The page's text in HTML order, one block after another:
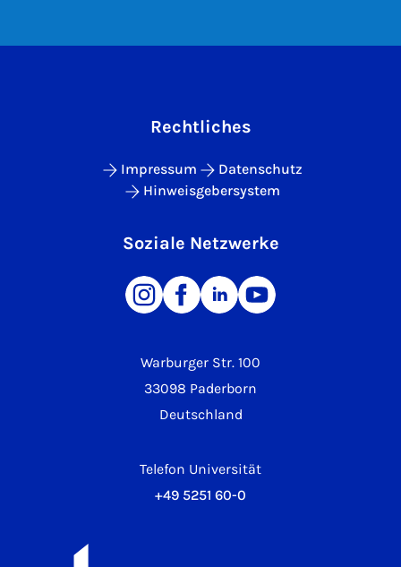
Warburger Str. 100
33098 Paderborn
Deutschland
Telefon Universität
+49 5251 60-0
Rechtliches
Impressum
Datenschutz
Hinweisgebersystem
Soziale Netzwerke